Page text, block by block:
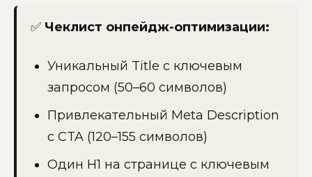
✅ Чеклист онпейдж-оптимизации:
Уникальный Title с ключевым
запросом (50–60 символов)
Привлекательный Meta Description
с CTA (120–155 символов)
Один H1 на странице с ключевым